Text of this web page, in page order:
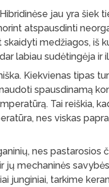
jau yra šiek
atspausdinti
medžiagos, iš
labiau sudėtingėja ir
Kiekvienas tipas
spausdinamą
Tai reiškia,
nes viskas
nes pastarosios
jų mechaninės
junginiai, tarkime